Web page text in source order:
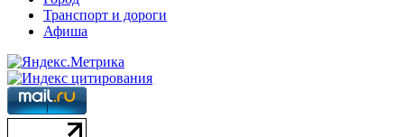
Транспорт и дороги
Афиша